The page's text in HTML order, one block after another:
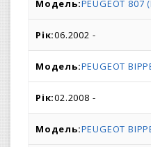
PEUGEOT 807
06.2002 -
PEUGEOT
02.2008 -
PEUGEOT